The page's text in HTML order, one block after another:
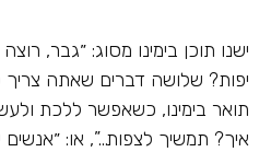
ישנו תוכן בימינו מסוג: ״גבר,
יפות? שלושה דברים שאתה
תואר בימינו, כשאפשר ללכת
איך? תמשיך לצפות…”, או: ״אנשים